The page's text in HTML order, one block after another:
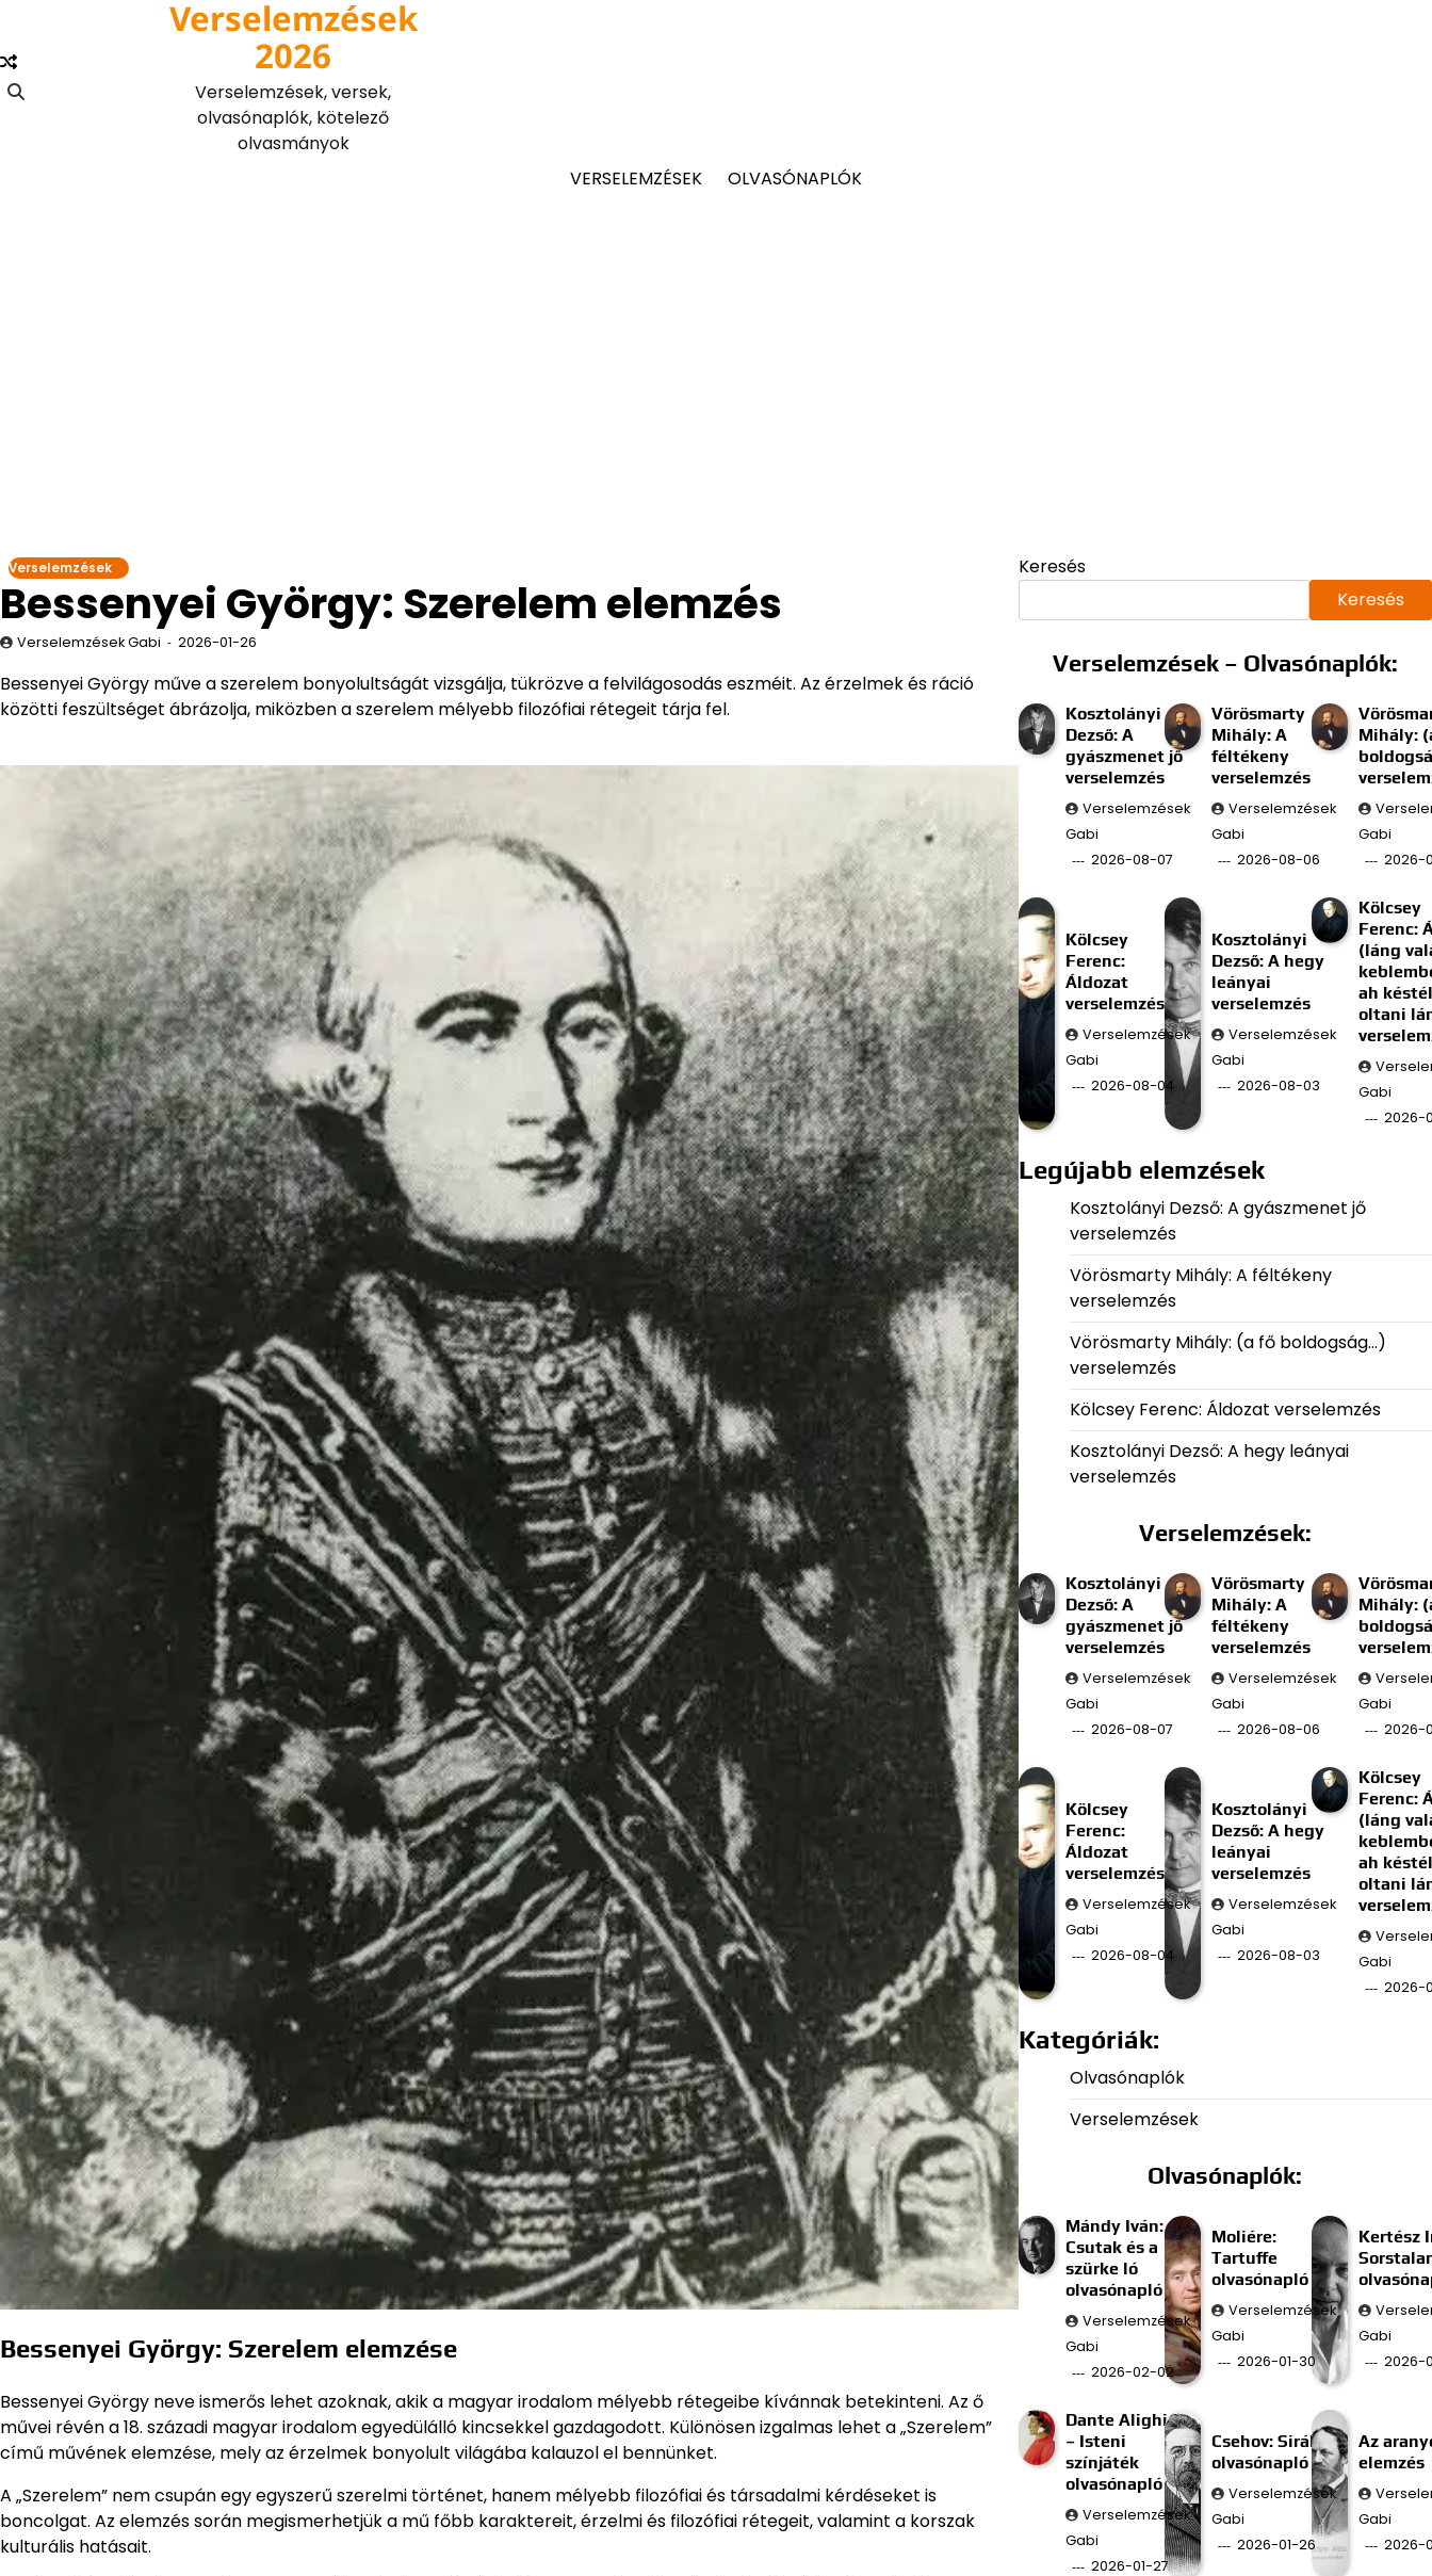
content
Verselemzések
2026
Verselemzések, versek,
olvasónaplók, kötelező
olvasmányok
VERSELEMZÉSEK
OLVASÓNAPLÓK
Verselemzések
Bessenyei György: Szerelem elemzés
Verselemzések Gabi 2026-01-26
Bessenyei György műve a szerelem bonyolultságát vizsgálja, tükrözve a felvilágosodás eszméit. Az érzelmek és ráció
közötti feszültséget ábrázolja, miközben a szerelem mélyebb filozófiai rétegeit tárja fel.
Bessenyei György: Szerelem elemzése
Bessenyei György neve ismerős lehet azoknak, akik a magyar irodalom mélyebb rétegeibe kívánnak betekinteni. Az ő
művei révén a 18. századi magyar irodalom egyedülálló kincsekkel gazdagodott. Különösen izgalmas lehet a „Szerelem”
című művének elemzése, mely az érzelmek bonyolult világába kalauzol el bennünket.
A „Szerelem” nem csupán egy egyszerű szerelmi történet, hanem mélyebb filozófiai és társadalmi kérdéseket is
boncolgat. Az elemzés során megismerhetjük a mű főbb karaktereit, érzelmi és filozófiai rétegeit, valamint a korszak
kulturális hatásait.
Keresés
Keresés
Verselemzések – Olvasónaplók:
Kosztolányi
Dezső: A
gyászmenet jő
verselemzés
Verselemzések
Gabi
2026-08-07
Vörösmarty
Mihály: A
féltékeny
verselemzés
Verselemzések
Gabi
2026-08-06
Mihály:
Gabi
2026-
Kölcsey
Ferenc:
Áldozat
verselemzés
Verselemzések
Gabi
2026-08-04
Kosztolányi
Dezső: A hegy
leányai
verselemzés
Verselemzések
Gabi
2026-08-03
Kölcsey
Ferenc:
(láng
ah késtél
oltani
Gabi
2026-
Legújabb elemzések
Kosztolányi Dezső: A gyászmenet jő
verselemzés
Vörösmarty Mihály: A féltékeny
verselemzés
Vörösmarty Mihály: (a fő boldogság…)
verselemzés
Kölcsey Ferenc: Áldozat verselemzés
Kosztolányi Dezső: A hegy leányai
verselemzés
Verselemzések:
Kosztolányi
Dezső: A
gyászmenet jő
verselemzés
Verselemzések
Gabi
2026-08-07
Vörösmarty
Mihály: A
féltékeny
verselemzés
Verselemzések
Gabi
2026-08-06
Mihály:
Gabi
2026-
Kölcsey
Ferenc:
Áldozat
verselemzés
Verselemzések
Gabi
2026-08-04
Kosztolányi
Dezső: A hegy
leányai
verselemzés
Verselemzések
Gabi
2026-08-03
Kölcsey
Ferenc:
(láng
ah késtél
oltani
Gabi
2026-
Kategóriák:
Olvasónaplók
Verselemzések
Olvasónaplók:
Mándy Iván:
Csutak és a
szürke ló
olvasónapló
Verselemzések
Gabi
2026-02-02
Moliére:
Tartuffe
olvasónapló
Verselemzések
Gabi
2026-01-30
Kertész
Gabi
2026-
Dante Alighieri
– Isteni
színjáték
olvasónapló
Verselemzések
Gabi
2026-01-27
Csehov: Sirály
olvasónapló
Verselemzések
Gabi
2026-01-26
Az
elemzés
Gabi
2026-